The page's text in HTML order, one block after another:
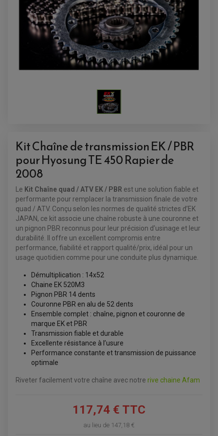
ANTIVOL
SUPPORT ANTIVOL
BAGAGERIE
BAGAGERIE SOUPLE
ACCESSOIRE GPS, SMARTPHONE
SUPPORT VALISE LATERAL
ÉCHAPPEMENT MOTO
SILENCIEUX / ÉCHAPPEMENT MOTO
ACCESSOIRE ÉCHAPPEMENT
ÉCHAPEMENT SCOOTER
ÉCHAPPEMENT SCOOTER
ACCESSOIRES QUAD
ACCESSOIRES ANODISES POUR QUAD
BOUCHON DE RÉSERVOIR QUAD
GUIDON QUAD
KIT DÉCO QUAD / SSV
POIGNÉE QUAD
PROTÈGE-MAINS
PONTETS / REHAUSSES DE GUIDON
REPOSE PIED QUAD
BAGAGERIE / TREUIL / ATTELAGE
COFFRE / TOP CASE QUAD
TREUIL ET ATTELAGE QUAD-SSV
ÉCHAPPEMENT QUAD
ÉCHAPPEMENT QUAD
BOUGIE QUAD
FILTRE A AIR BMC QUAD
FILTRE A HUILE QUAD
ÉQUIPEMENT ÉLECTRIQUE
ACCESSOIRES ÉLECTRIQUE ENDURO
PLAQUE PHARE
COMPTEUR D'HEURE
DÉMARREUR
CONDENSATEUR
COUPE-CONTACT
PATIN DE BRAS OSCILLANT
Kit Chaîne de transmission EK / PBR
pour Hyosung TE 450 Rapier de
2008
Le Kit Chaîne quad / ATV EK / PBR est une solution fiable et
performante pour remplacer la transmission finale de votre
quad / ATV. Conçu selon les normes de qualité strictes d’EK
JAPAN, ce kit associe une chaîne robuste à une couronne et
un pignon PBR reconnus pour leur précision d’usinage et leur
durabilité. Il offre un excellent compromis entre
performance, fiabilité et rapport qualité/prix, idéal pour un
usage quotidien comme pour une conduite plus dynamique.
Démultiplication : 14x52
Chaine EK 520M3
Pignon PBR 14 dents
Couronne PBR en alu de 52 dents
Ensemble complet : chaîne, pignon et couronne de
marque EK et PBR
Transmission fiable et durable
Excellente résistance à l’usure
Performance constante et transmission de puissance
optimale
Riveter facilement votre chaîne avec notre rive chaine Afam
117,74 € TTC
au lieu de 147,18 €